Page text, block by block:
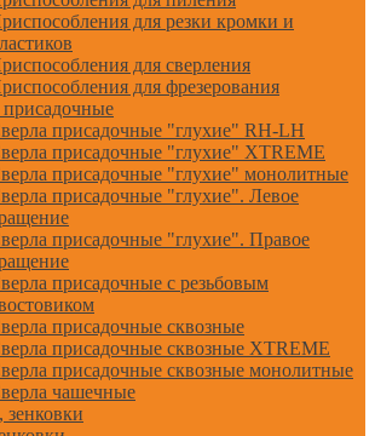
для резки кромки и
для сверления
для фрезерования
присадочные "глухие" RH-LH
присадочные "глухие" XTREME
присадочные "глухие" монолитные
присадочные "глухие". Левое
присадочные "глухие". Правое
присадочные с резьбовым
присадочные сквозные
присадочные сквозные XTREME
присадочные сквозные монолитные
чашечные
зенковки